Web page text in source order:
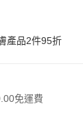
產品2件95折
免運費